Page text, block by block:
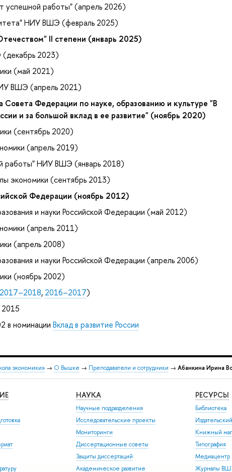
работы" (апрель 2026)
НИУ ВШЭ (февраль 2025)
II степени (январь 2025)
2023)
(май 2021)
ВШЭ (апрель 2021)
Совета Федерации по науке, образованию и культуре "В
и за большой вклад в ее развитие" (ноябрь 2020)
(сентябрь 2020)
(апрель 2019)
работы" НИУ ВШЭ (январь 2018)
экономики (сентябрь 2013)
Федерации (ноябрь 2012)
и науки Российской Федерации (май 2012)
(апрель 2011)
(апрель 2008)
и науки Российской Федерации (апрель 2006)
(ноябрь 2002)
2017–2018, 2016–2017)
в номинацииВклад в развитие России
экономики» → О Вышке → Преподаватели и сотрудники → Абанкина Ирина
НАУКА
Научные подразделения
Исследовательские проекты
Мониторинги
Диссертационные советы
Защиты диссертаций
Академическое развитие
РЕСУРСЫ
Библиотека
Книжный
Типография
Медиацентр
Журналы